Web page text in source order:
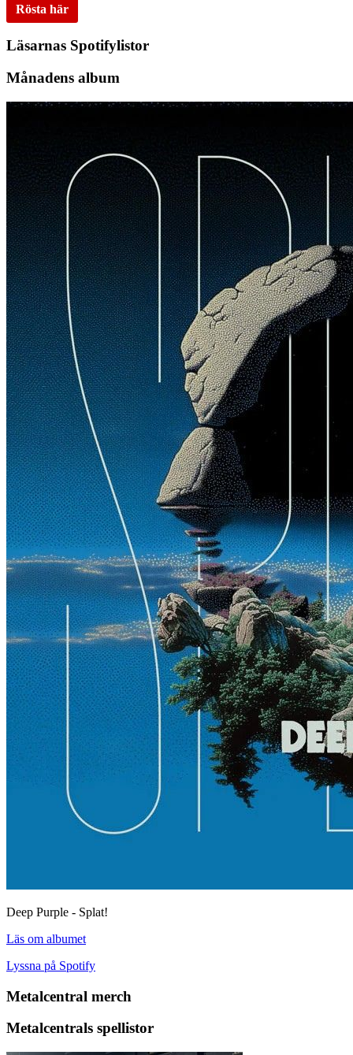
Rösta här
Läsarnas Spotifylistor
Månadens album
Deep Purple - Splat!
Läs om albumet
Lyssna på Spotify
Metalcentral merch
Metalcentrals spellistor